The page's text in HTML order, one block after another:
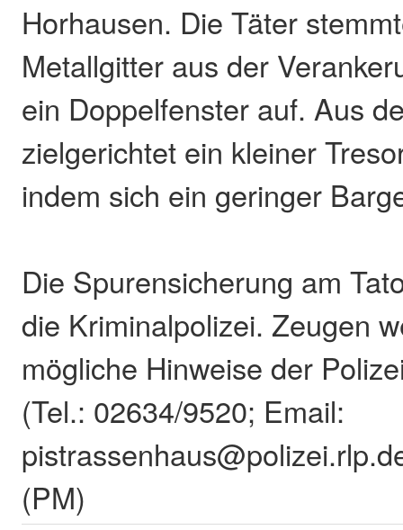
Horhausen. Die Täter
Metallgitter aus der
ein Doppelfenster auf. Aus
zielgerichtet ein kleiner
indem sich ein geringer
Die Spurensicherung am
die Kriminalpolizei. Zeugen
mögliche Hinweise der
(Tel.: 02634/9520; Email:
(PM)